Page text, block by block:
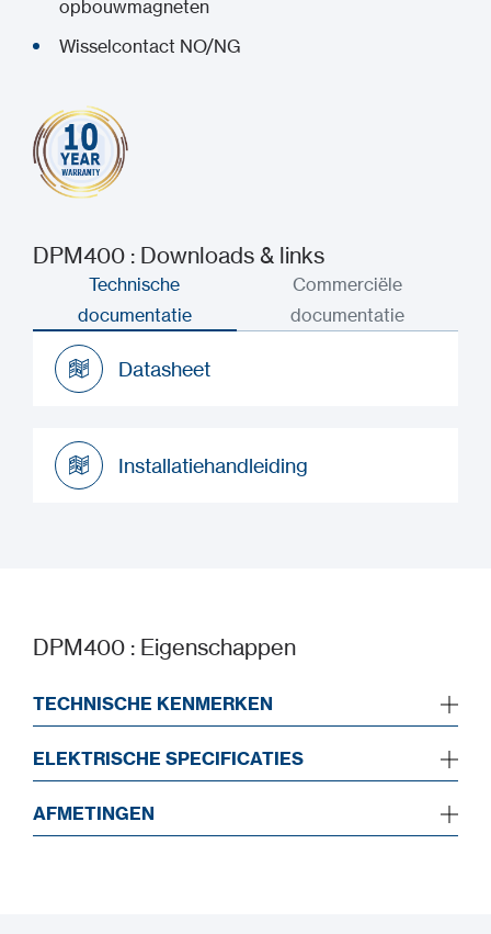
opbouwmagneten
Wisselcontact NO/NG
DPM400 : Downloads & links
Technische
documentatie
Commerciële
documentatie
Datasheet
Installatiehandleiding
DPM400 : Eigenschappen
TECHNISCHE KENMERKEN
ELEKTRISCHE SPECIFICATIES
AFMETINGEN